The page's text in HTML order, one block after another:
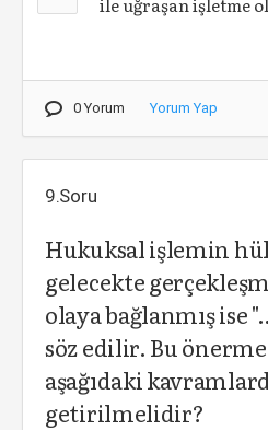
0 Yorum Yorum Yap
9.Soru
Hukuksal işlemin
gelecekte
olaya bağlanmış ise
söz edilir. Bu
aşağıdaki
getirilmelidir?